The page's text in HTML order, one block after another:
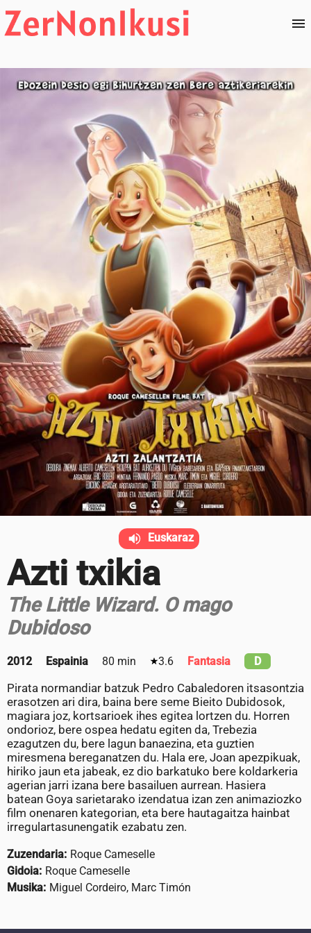
Azti txikia
The Little Wizard. O mago
Dubidoso
2012 Espainia 80 min 3.6 Fantasia D
Pirata normandiar batzuk Pedro Cabaledoren itsasontzia
erasotzen ari dira, baina bere seme Bieito Dubidosok,
magiara joz, kortsarioek ihes egitea lortzen du. Horren
ondorioz, bere ospea hedatu egiten da, Trebezia
ezagutzen du, bere lagun banaezina, eta guztien
miresmena bereganatzen du. Hala ere, Joan apezpikuak,
hiriko jaun eta jabeak, ez dio barkatuko bere koldarkeria
agerian jarri izana bere basailuen aurrean. Hasiera
batean Goya sarietarako izendatua izan zen animaziozko
film onenaren kategorian, eta bere hautagaitza hainbat
irregulartasunengatik ezabatu zen.
Zuzendaria: Roque Cameselle
Gidoia: Roque Cameselle
Musika: Miguel Cordeiro, Marc Timón
Euskaraz